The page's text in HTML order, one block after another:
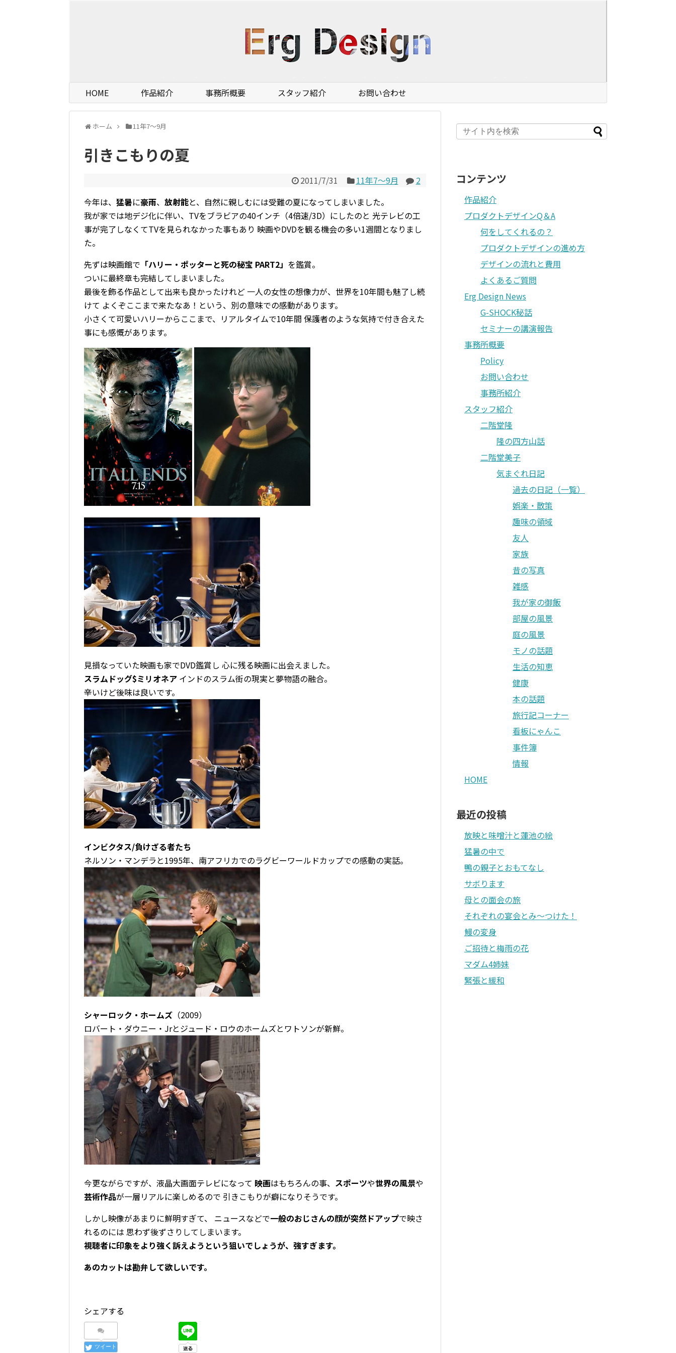
HOME 作品紹介 事務所概要 スタッフ紹介 お問い合わせ
ホーム 11年7〜9月
引きこもりの夏
2011/7/31 11年7〜9月
2
今年は、 猛暑に豪雨、 放射能と、自然に親しむには受難の夏になってしまいました。
我が家では地デジ化に伴い、TVをブラビアの40インチ（4倍速/3D）にしたのと 光テレビの工
事が完了しなくてTVを見られなかった事もあり 映画やDVDを観る機会の多い1週間となりまし
た。
先ずは映画館で 「ハリー・ポッターと死の秘宝 PART2」 を鑑賞。
ついに最終章も完結してしまいました。
最後を飾る作品として出来も良かったけれど 一人の女性の想像力が、世界を10年間も魅了し続
けて よくぞここまで来たなあ！という、別の意味での感動があります。
小さくて可愛いハリーからここまで、リアルタイムで10年間 保護者のような気持で付き合えた
事にも感慨があります。
見損なっていた映画も家でDVD鑑賞し 心に残る映画に出会えました。
スラムドッグ$ミリオネア インドのスラム街の現実と夢物語の融合。
辛いけど後味は良いです。
インビクタス/負けざる者たち
ネルソン・マンデラと1995年、南アフリカでのラグビーワールドカップでの感動の実話。
シャーロック・ホームズ （2009）
ロバート・ダウニー・Jrとジュード・ロウのホームズとワトソンが新鮮。
今更ながらですが、液晶大画面テレビになって 映画はもちろんの事、 スポーツや世界の風景や
芸術作品が一層リアルに楽しめるので 引きこもりが癖になりそうです。
しかし映像があまりに鮮明すぎて、 ニュースなどで一般のおじさんの顔が突然ドアップで映さ
れるのには 思わず後ずさりしてしまいます。
視聴者に印象をより強く訴えようという狙いでしょうが、強すぎます。
あのカットは勘弁して欲しいです。
シェアする
ツイート
コンテンツ
作品紹介
プロダクトデザインQ＆A
何をしてくれるの？
プロダクトデザインの進め方
デザインの流れと費用
よくあるご質問
Erg Design News
G-SHOCK秘話
セミナーの講演報告
事務所概要
Policy
お問い合わせ
事務所紹介
スタッフ紹介
二階堂隆
隆の四方山話
二階堂美子
気まぐれ日記
過去の日記（一覧）
娯楽・散策
趣味の領域
友人
家族
昔の写真
雑感
我が家の御飯
部屋の風景
庭の風景
モノの話題
生活の知恵
健康
本の話題
旅行記コーナー
看板にゃんこ
事件簿
情報
HOME
最近の投稿
放映と味噌汁と蓮池の絵
猛暑の中で
鴨の親子とおもてなし
サボります
母との面会の旅
それぞれの宴会とみ〜つけた！
鰻の変身
ご招待と梅雨の花
マダム4姉妹
緊張と緩和